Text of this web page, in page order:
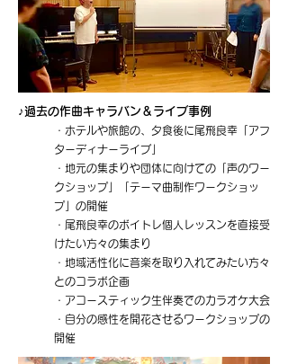
♪過去の作曲キャラバン＆ライブ事例
・ホテルや旅館の、夕食後に尾飛良幸「アフ
ターディナーライブ」
・地元の集まりや団体に向けての「声のワー
クショップ」「テーマ曲制作ワークショッ
プ」の開催
・尾飛良幸のボイトレ個人レッスンを直接受
けたい方々の集まり
・地域活性化に音楽を取り入れてみたい方々
とのコラボ企画
・アコースティック生伴奏でのカラオケ大会
・自分の感性を開花させるワークショップの
開催